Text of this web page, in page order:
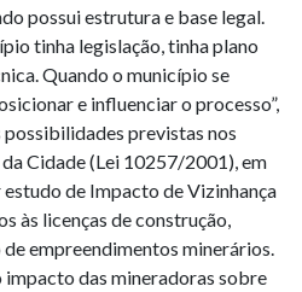
possui estrutura e base legal.
tinha legislação, tinha plano
Quando o município se
e influenciar o processo”,
previstas nos
Cidade (Lei 10257/2001), em
de Impacto de Vizinhança
às licenças de construção,
empreendimentos minerários.
das mineradoras sobre